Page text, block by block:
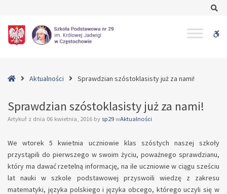
szóstoklasisty
HomeAktualności Sprawdzian szóstoklasisty już za nami!
Sprawdzian szóstoklasisty już za nami!
Artykuł z dnia 06 kwietnia, 2016 by sp29 wAktualności
We wtorek 5 kwietnia uczniowie klas szóstych naszej szkoły
przystąpili do pierwszego w swoim życiu, poważnego sprawdzianu,
który ma dawać rzetelną informację, na ile uczniowie w ciągu sześciu
lat nauki w szkole podstawowej przyswoili wiedzę z zakresu
matematyki, języka polskiego i języka obcego, którego uczyli się w